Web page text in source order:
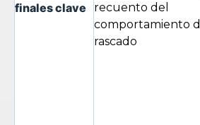
finales clave
recuento del
comportamiento
rascado